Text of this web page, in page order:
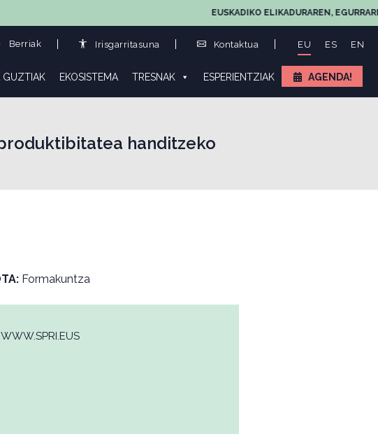
EUSKADIKO ELIKADURAREN, EGURRAREN
Berriak Irisgarritasuna Kontaktua EU ES EN
GUZTIAK EKOSISTEMA TRESNAK ESPERIENTZIAK AGENDA!
handitzeko
Formakuntza
WWW.SPRI.EUS